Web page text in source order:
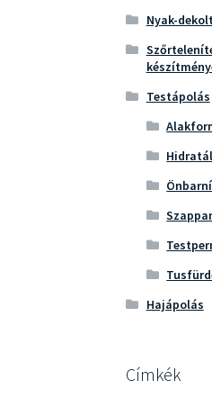
Nyak-
Testápolás
Hajápolás
Címkék